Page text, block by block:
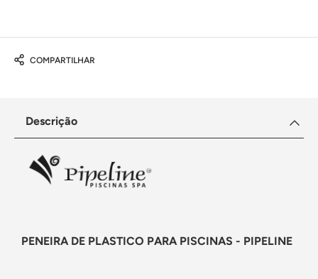
COMPARTILHAR
Descrição
PENEIRA DE PLASTICO PARA PISCINAS - PIPELINE